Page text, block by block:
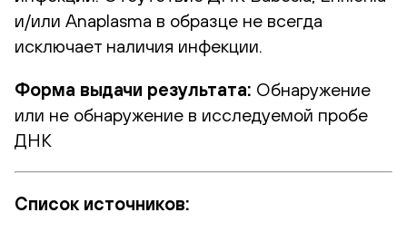
и/или Anaplasma в образце не всегда
исключает наличия инфекции.
Форма выдачи результата: Обнаружение
или не обнаружение в исследуемой пробе
ДНК
Список источников: